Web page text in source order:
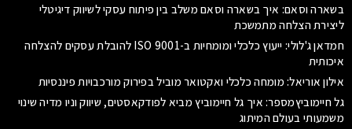
בשארה וסאם: איך בשארה וסאם משלב בין פיתוח עסקי לשיווק דיגיטלי
ליצירת הצלחה מתמשכת
חמדאן ג'לולי: ייעוץ כלכלי ומומחיות ב-ISO 9001 להובלת עסקים להצלחה
איכותית
אילון אוריאל: מומחה כלכלי ואקטואר מוביל בפירוק מורכבויות פיננסיות
גל חיימוביץמספר: איך גל חיימוביץ מביא לפודקאסטים, שיווק וניו מדיה שינוי
משמעותי בעולם המיתוג